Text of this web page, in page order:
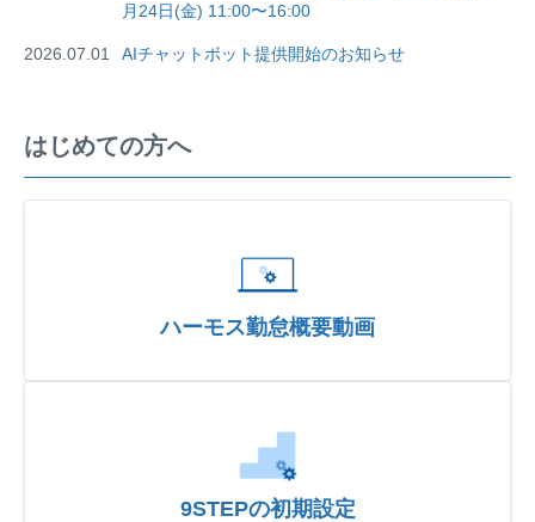
月24日(金) 11:00〜16:00
2026.07.01 AIチャットボット提供開始のお知らせ
はじめての方へ
ハーモス勤怠概要動画
9STEPの初期設定